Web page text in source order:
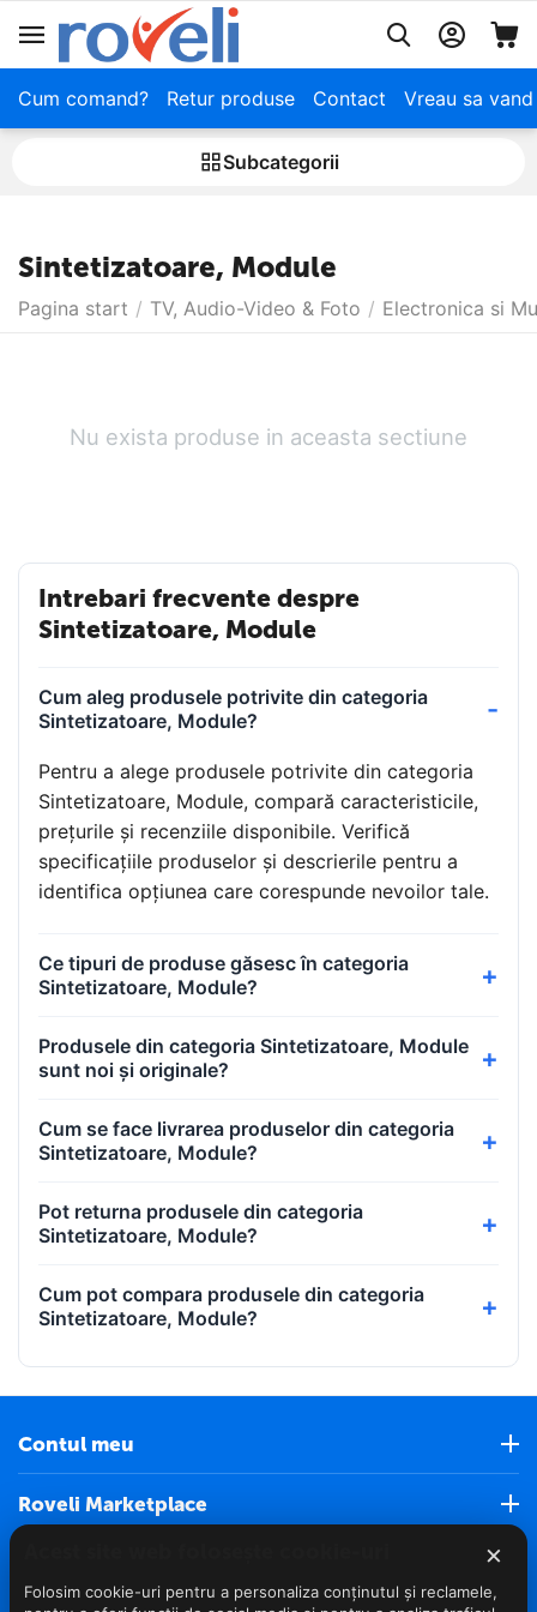
Cum comand? Retur produse Contact Vreau sa
Subcategorii
Sintetizatoare, Module
Pagina start / TV, Audio-Video & Foto / Electronica si
Nu exista produse in aceasta sectiune
Intrebari frecvente despre
Sintetizatoare, Module
Cum aleg produsele potrivite din categoria
Sintetizatoare, Module?
Pentru a alege produsele potrivite din categoria
Sintetizatoare, Module, compară caracteristicile,
prețurile și recenziile disponibile. Verifică
specificațiile produselor și descrierile pentru a
identifica opțiunea care corespunde nevoilor tale.
Ce tipuri de produse găsesc în categoria
Sintetizatoare, Module?
Produsele din categoria Sintetizatoare, Module
sunt noi și originale?
Cum se face livrarea produselor din categoria
Sintetizatoare, Module?
Pot returna produsele din categoria
Sintetizatoare, Module?
Cum pot compara produsele din categoria
Sintetizatoare, Module?
Contul meu
Roveli Marketplace
×
Folosim cookie-uri pentru a personaliza conținutul și reclamele,